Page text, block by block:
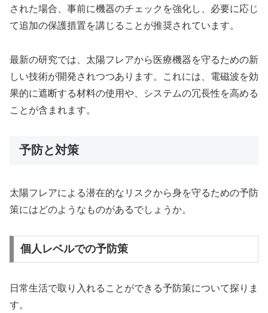
された場合、事前に機器のチェックを強化し、必要に応じ
て追加の保護措置を講じることが推奨されています。
最新の研究では、太陽フレアから医療機器を守るための新
しい技術が開発されつつあります。これには、電磁波を効
果的に遮断する材料の使用や、システムの冗長性を高める
ことが含まれます。
予防と対策
太陽フレアによる潜在的なリスクから身を守るための予防
策にはどのようなものがあるでしょうか。
個人レベルでの予防策
日常生活で取り入れることができる予防策について探りま
す。